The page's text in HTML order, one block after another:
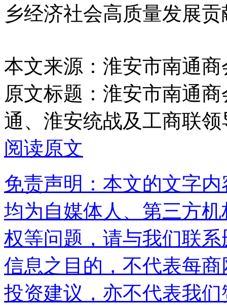
乡经济社会高质量发展
本文来源：淮安市南通商
原文标题： 淮安市南通
通、淮安统战及工商联
阅读原文
免责声明：本文的文字
均为自媒体人、第三方
权等问题，请与我们联
信息之目的，不代表每
投资建议，亦不代表我